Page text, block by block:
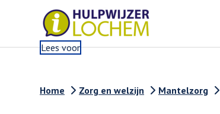
Lees voor
Home Zorg en welzijn Mantelzorg